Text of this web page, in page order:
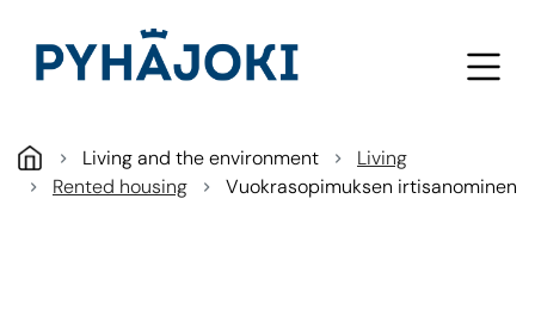
Living and the environment
Living
Rented housing
Vuokrasopimuksen irtisanominen